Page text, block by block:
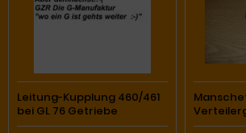
Leitung-Kupplung 460/461
bei GL 76 Getriebe